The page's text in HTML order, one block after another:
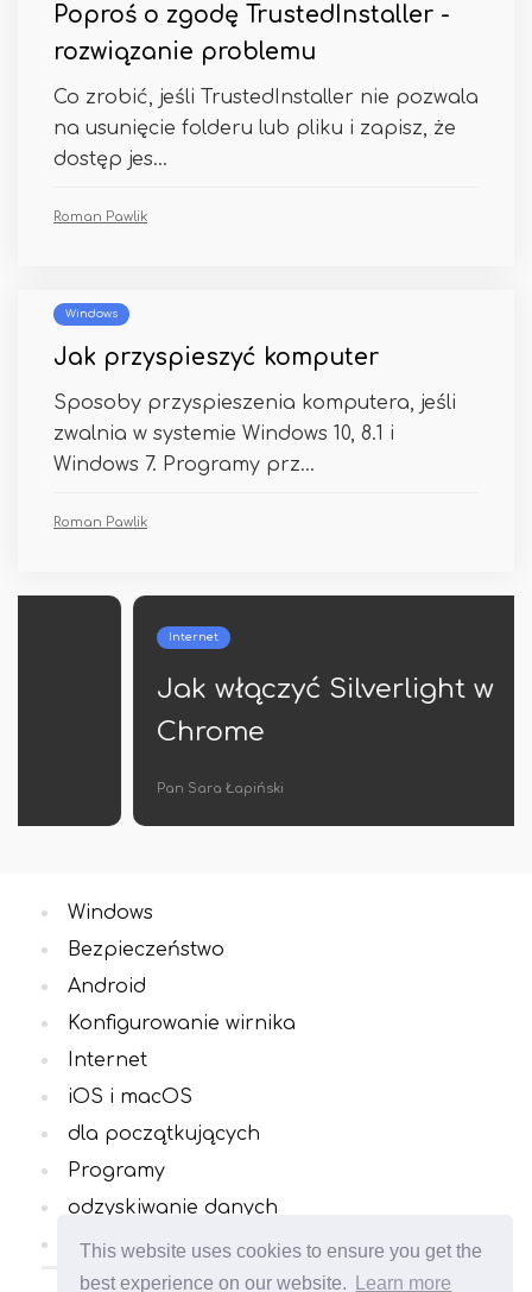
This website uses cookies to ensure you get the
best experience on our website.
Learn more
Poproś o zgodę TrustedInstaller -
rozwiązanie problemu
Co zrobić, jeśli TrustedInstaller nie pozwala
na usunięcie folderu lub pliku i zapisz, że
dostęp jes...
Roman Pawlik
Windows
Jak przyspieszyć komputer
Sposoby przyspieszenia komputera, jeśli
zwalnia w systemie Windows 10, 8.1 i
Windows 7. Programy prz...
Roman Pawlik
Jak włączyć Silverlight w
Pan Sara Łapiński
Windows
Bezpieczeństwo
Android
Konfigurowanie wirnika
Internet
iOS i macOS
dla początkujących
Programy
odzyskiwanie danych
Wszystkie kategorie